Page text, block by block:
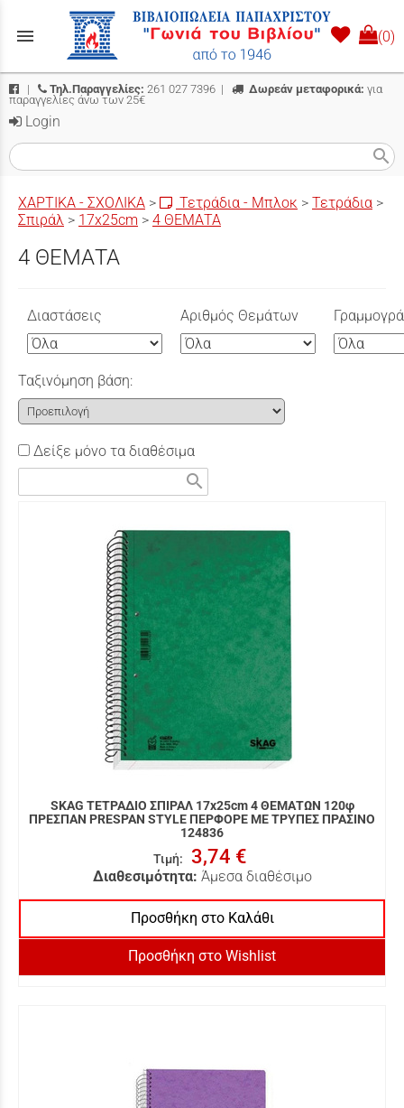
menu (0)
| Τηλ.Παραγγελίες: 261 027 7396 | Δωρεάν μεταφορικά: για
παραγγελίες άνω των 25€
Login
search
ΧΑΡΤΙΚΑ - ΣΧΟΛΙΚΑ > Τετράδια - Μπλοκ > Τετράδια >
Σπιράλ > 17x25cm > 4 ΘΕΜΑΤΑ
4 ΘΕΜΑΤΑ
Διαστάσεις Αριθμός Θεμάτων
Ταξινόμηση βάση:
Δείξε μόνο τα διαθέσιμα
search
SKAG ΤΕΤΡΑΔΙΟ ΣΠΙΡΑΛ 17x25cm 4 ΘΕΜΑΤΩΝ 120φ
ΠΡΕΣΠΑΝ PRESPAN STYLE ΠΕΡΦΟΡΕ ΜΕ ΤΡΥΠΕΣ ΠΡΑΣΙΝΟ
124836
Τιμή: 3,74 €
Διαθεσιμότητα: Άμεσα διαθέσιμο
Προσθήκη στο Καλάθι
Προσθήκη στο Wishlist